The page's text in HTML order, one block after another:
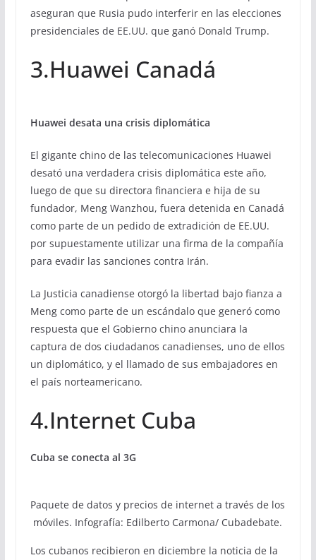
aseguran que Rusia pudo interferir en las elecciones
presidenciales de EE.UU. que ganó Donald Trump.
3.Huawei Canadá
Huawei desata una crisis diplomática
El gigante chino de las telecomunicaciones Huawei
desató una verdadera crisis diplomática este año,
luego de que su directora financiera e hija de su
fundador, Meng Wanzhou, fuera detenida en Canadá
como parte de un pedido de extradición de EE.UU.
por supuestamente utilizar una firma de la compañía
para evadir las sanciones contra Irán.
La Justicia canadiense otorgó la libertad bajo fianza a
Meng como parte de un escándalo que generó como
respuesta que el Gobierno chino anunciara la
captura de dos ciudadanos canadienses, uno de ellos
un diplomático, y el llamado de sus embajadores en
el país norteamericano.
4.Internet Cuba
Cuba se conecta al 3G
Paquete de datos y precios de internet a través de los
móviles. Infografía: Edilberto Carmona/ Cubadebate.
Los cubanos recibieron en diciembre la noticia de la